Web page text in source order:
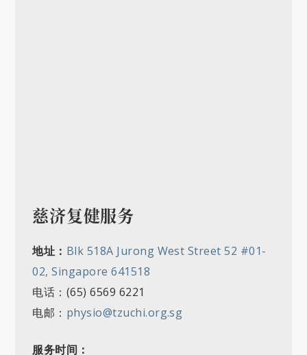
慈济复健服务
地址： Blk 518A Jurong West Street 52 #01-
02, Singapore 641518
电话：(65) 6569 6221
电邮： physio@tzuchi.org.sg
服务时间：